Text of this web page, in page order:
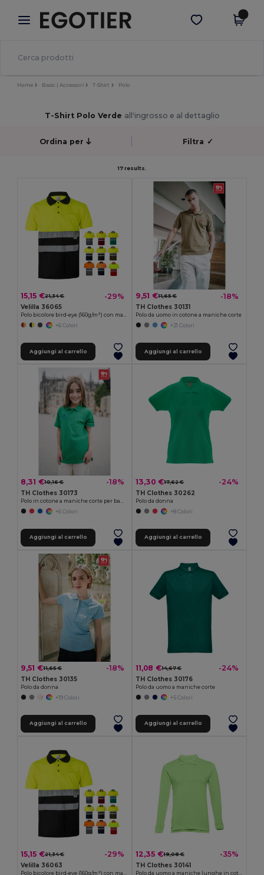
× App Egotier
Prezzi migliori sull'app!
Scarica app
Home Basic | Accessori T-Shirt Polo
T-Shirt Polo Verde all'ingrosso e al dettaglio
Ordina per Filtra ✓
17 results.
15,15 €21,34 € -29%
Velilla 36065
Polo bicolore bird-eye (160g/m²) con maniche corte, in poliestere (100%)
+6 Colori
Aggiungi al carrello
9,51 €11,65 € -18%
TH Clothes 30131
Polo da uomo in cotone a maniche corte
+21 Colori
Aggiungi al carrello
8,31 €10,16 € -18%
TH Clothes 30173
+6 Colori
Aggiungi al carrello
13,30 €17,62 € -24%
TH Clothes 30262
Polo da donna
+8 Colori
Aggiungi al carrello
9,51 €11,65 € -18%
TH Clothes 30135
Polo da donna
+19 Colori
Aggiungi al carrello
11,08 €14,67 € -24%
TH Clothes 30176
Polo da uomo a maniche corte
+5 Colori
Aggiungi al carrello
15,15 €21,34 € -29%
Velilla 36063
12,35 €19,08 € -35%
TH Clothes 30141